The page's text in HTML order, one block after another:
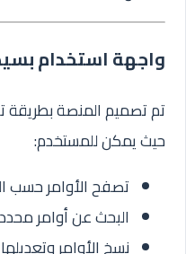
واجهة استخدام
تم تصميم المنصة بطريقة
حيث يمكن للمستخدم:
تصفح الأوامر حسب
البحث عن أوامر
نسخ الأوامر